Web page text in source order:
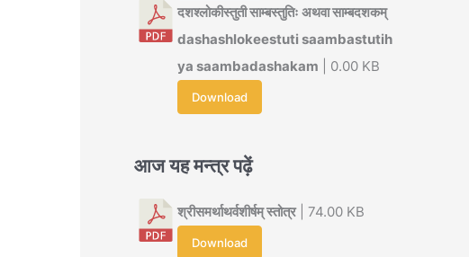
दशश्लोकीस्तुती साम्बस्तुतिः अथवा साम्बदशकम्
dashashlokeestuti saambastutih
ya saambadashakam | 0.00 KB
Download
आज यह मन्त्र पढ़ें
श्रीसमर्थाथर्वशीर्षम् स्तोत्र| 74.00 KB
Download